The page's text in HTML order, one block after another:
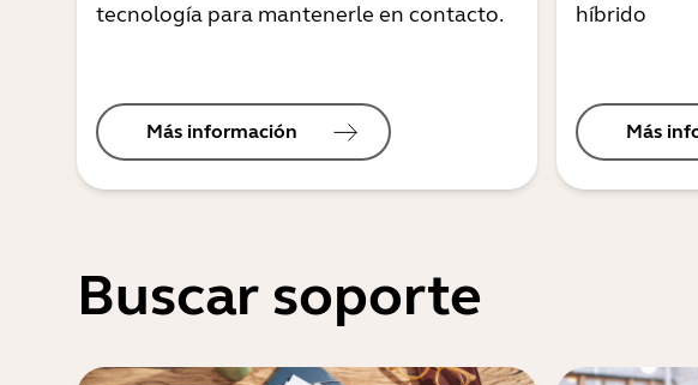
tecnología para mantenerle en contacto.
Más información
híbrido
Más
Buscar soporte